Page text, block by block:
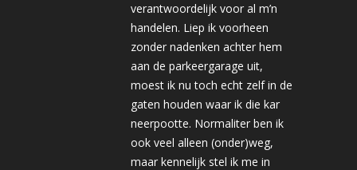
verantwoordelijk voor al m’n
handelen. Liep ik voorheen
zonder nadenken achter hem
aan de parkeergarage uit,
moest ik nu toch echt zelf in de
gaten houden waar ik die kar
neerpootte. Normaliter ben ik
ook veel alleen (onder)weg,
maar kennelijk stel ik me in